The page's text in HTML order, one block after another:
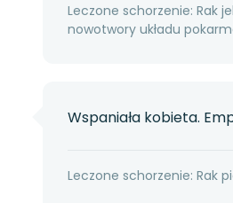
Leczone schorzenie: Rak
nowotwory układu
Wspaniała kobieta.
Leczone schorzenie: Rak